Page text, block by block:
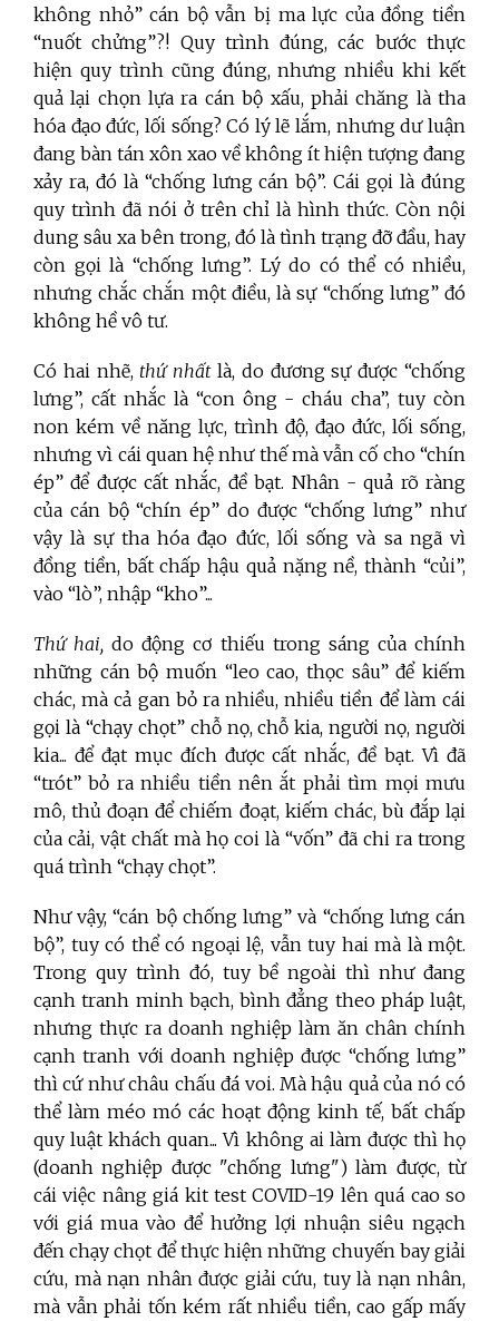
không nhỏ” cán bộ vẫn bị ma lực của đồng tiền
“nuốt chửng”?! Quy trình đúng, các bước thực
hiện quy trình cũng đúng, nhưng nhiều khi kết
quả lại chọn lựa ra cán bộ xấu, phải chăng là tha
hóa đạo đức, lối sống? Có lý lẽ lắm, nhưng dư luận
đang bàn tán xôn xao về không ít hiện tượng đang
xảy ra, đó là “chống lưng cán bộ”. Cái gọi là đúng
quy trình đã nói ở trên chỉ là hình thức. Còn nội
dung sâu xa bên trong, đó là tình trạng đỡ đầu, hay
còn gọi là “chống lưng”. Lý do có thể có nhiều,
nhưng chắc chắn một điều, là sự “chống lưng” đó
không hề vô tư.
Có hai nhẽ, thứ nhấtlà, do đương sự được “chống
lưng”, cất nhắc là “con ông - cháu cha”, tuy còn
non kém về năng lực, trình độ, đạo đức, lối sống,
nhưng vì cái quan hệ như thế mà vẫn cố cho “chín
ép” để được cất nhắc, đề bạt. Nhân - quả rõ ràng
của cán bộ “chín ép” do được “chống lưng” như
vậy là sự tha hóa đạo đức, lối sống và sa ngã vì
đồng tiền, bất chấp hậu quả nặng nề, thành “củi”,
vào “lò”, nhập “kho”...
Thứ hai, do động cơ thiếu trong sáng của chính
những cán bộ muốn “leo cao, thọc sâu” để kiếm
chác, mà cả gan bỏ ra nhiều, nhiều tiền để làm cái
gọi là “chạy chọt” chỗ nọ, chỗ kia, người nọ, người
kia... để đạt mục đích được cất nhắc, đề bạt. Vì đã
“trót” bỏ ra nhiều tiền nên ắt phải tìm mọi mưu
mô, thủ đoạn để chiếm đoạt, kiếm chác, bù đắp lại
của cải, vật chất mà họ coi là “vốn” đã chi ra trong
quá trình “chạy chọt”.
Như vậy, “cán bộ chống lưng” và “chống lưng cán
bộ”, tuy có thể có ngoại lệ, vẫn tuy hai mà là một.
Trong quy trình đó, tuy bề ngoài thì như đang
cạnh tranh minh bạch, bình đẳng theo pháp luật,
nhưng thực ra doanh nghiệp làm ăn chân chính
cạnh tranh với doanh nghiệp được “chống lưng”
thì cứ như châu chấu đá voi. Mà hậu quả của nó có
thể làm méo mó các hoạt động kinh tế, bất chấp
quy luật khách quan... Vì không ai làm được thì họ
(doanh nghiệp được "chống lưng") làm được, từ
cái việc nâng giá kit test COVID-19 lên quá cao so
với giá mua vào để hưởng lợi nhuận siêu ngạch
đến chạy chọt để thực hiện những chuyến bay giải
cứu, mà nạn nhân được giải cứu, tuy là nạn nhân,
mà vẫn phải tốn kém rất nhiều tiền, cao gấp mấy